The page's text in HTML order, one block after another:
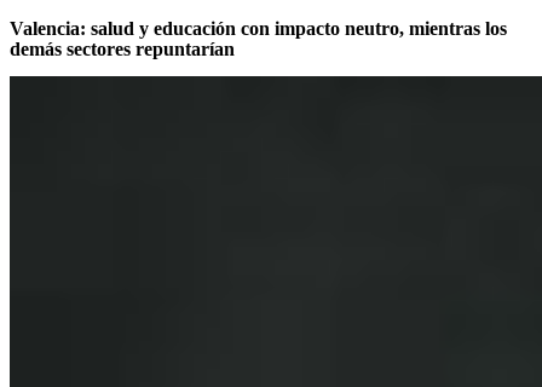
Valencia: salud y educación con impacto neutro, mientras los
demás sectores repuntarían